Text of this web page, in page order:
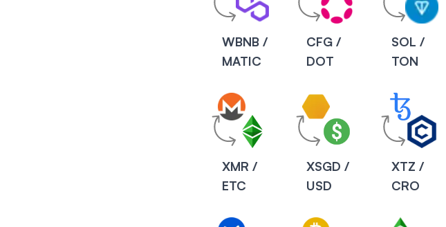
WBNB /
MATIC
CFG /
DOT
SOL /
TON
XMR /
ETC
XSGD /
USD
XTZ /
CRO